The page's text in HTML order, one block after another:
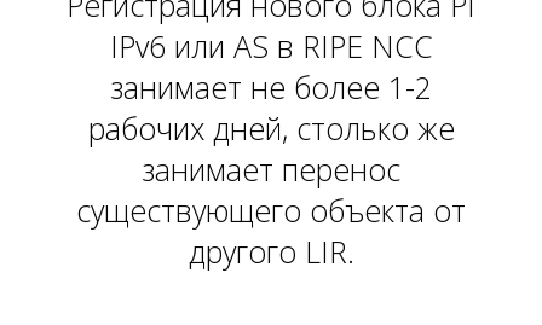
IPv6 или AS в RIPE NCC
занимает не более 1-2
рабочих дней, столько же
занимает перенос
существующего объекта от
другого LIR.